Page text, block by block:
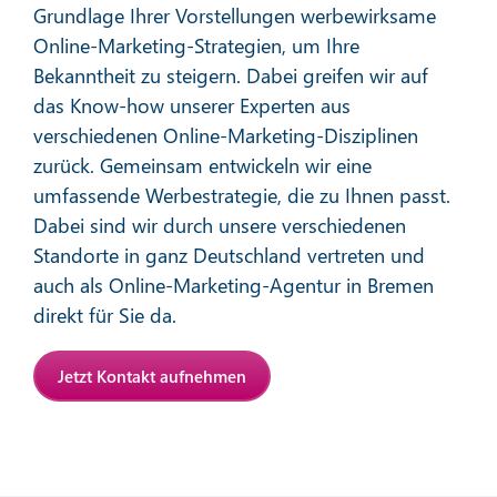
Affiliate-Marketing
Mehr erfahren
Grundlage Ihrer Vorstellungen werbewirksame
Online-Marketing-Strategien, um Ihre
Bekanntheit zu steigern. Dabei greifen wir auf
das Know-how unserer Experten aus
verschiedenen Online-Marketing-Disziplinen
zurück. Gemeinsam entwickeln wir eine
umfassende Werbestrategie, die zu Ihnen passt.
Dabei sind wir durch unsere verschiedenen
Standorte in ganz Deutschland vertreten und
auch als Online-Marketing-Agentur in Bremen
direkt für Sie da.
Jetzt Kontakt aufnehmen